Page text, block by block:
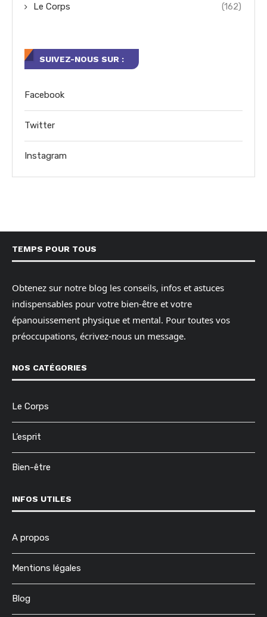
Le Corps (162)
SUIVEZ-NOUS SUR :
Facebook
Twitter
Instagram
TEMPS POUR TOUS
Obtenez sur notre blog les conseils, infos et astuces
indispensables pour votre bien-être et votre
épanouissement physique et mental. Pour toutes vos
préoccupations, écrivez-nous un message.
NOS CATÉGORIES
Le Corps
L’esprit
Bien-être
INFOS UTILES
A propos
Mentions légales
Blog